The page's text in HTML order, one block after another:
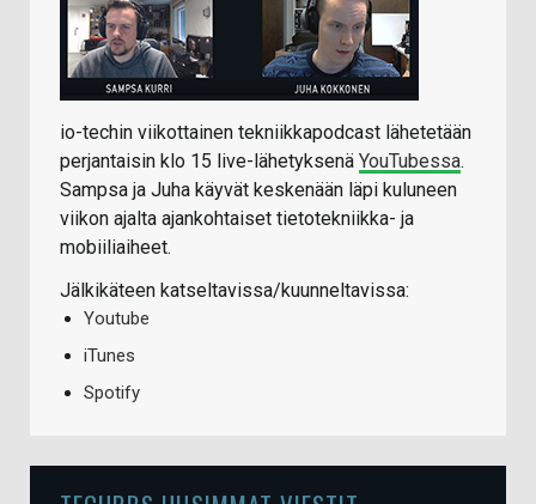
io-techin viikottainen tekniikkapodcast lähetetään
perjantaisin klo 15 live-lähetyksenä YouTubessa.
Sampsa ja Juha käyvät keskenään läpi kuluneen
viikon ajalta ajankohtaiset tietotekniikka- ja
mobiiliaiheet.
Jälkikäteen katseltavissa/kuunneltavissa:
Youtube
iTunes
Spotify